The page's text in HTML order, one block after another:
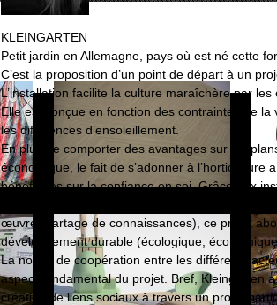
KLEINGARTEN
Petit jardin en Allemagne, pays où est né cette
C’est la proposition d’un point de départ à un
L’installation facilite la culture maraîchère par les
Elle est conçue en fonction des contraintes de la
les différences d’ensoleillement.
En plus de comporter des avantages sur les
économique, le fait de s’adonner à l’horticulture
bénéfiques sur la confiance en soi. Grâce aux
œuvre (partage de connaissances), ce projet
développement durable (écologique,
La notion de coopération entre les différents
aspect fondamental du projet. Bref, Kleingarten
création de liens sociaux à travers un projet